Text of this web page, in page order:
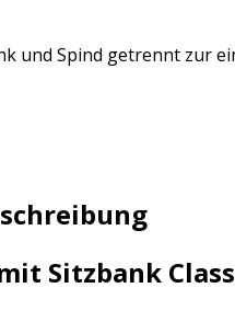
und Spind getrennt zur
Sitzbank